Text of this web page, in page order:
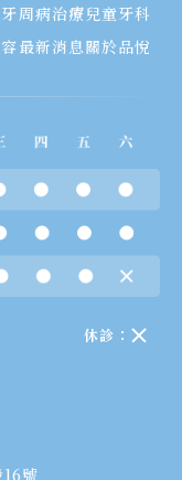
牙周病治療兒童牙科
最新消息關於品悅
休診：
號